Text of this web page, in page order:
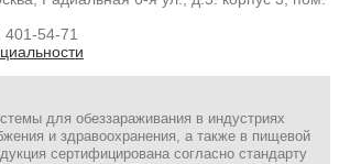
401-54-71
для обеззараживания в индустриях
и здравоохранения, а также в пищевой
сертифицирована согласно стандарту